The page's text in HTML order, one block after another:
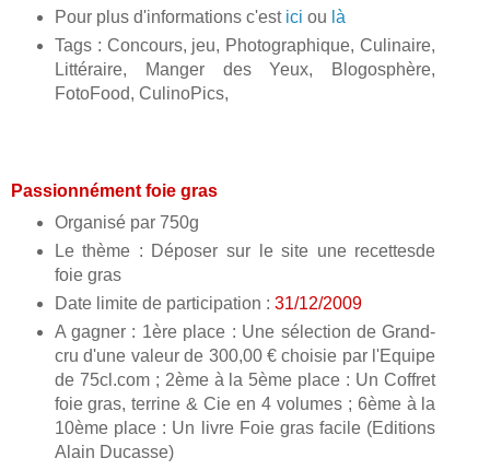
Pour plus d'informations c'est ici ou là
Tags : Concours, jeu, Photographique, Culinaire,
Littéraire, Manger des Yeux, Blogosphère,
FotoFood, CulinoPics,
Passionnément foie gras
Organisé par 750g
Le thème : Déposer sur le site une recettesde
foie gras
Date limite de participation : 31/12/2009
A gagner : 1ère place : Une sélection de Grand-
cru d'une valeur de 300,00 € choisie par l'Equipe
de 75cl.com ; 2ème à la 5ème place : Un Coffret
foie gras, terrine & Cie en 4 volumes ; 6ème à la
10ème place : Un livre Foie gras facile (Editions
Alain Ducasse)